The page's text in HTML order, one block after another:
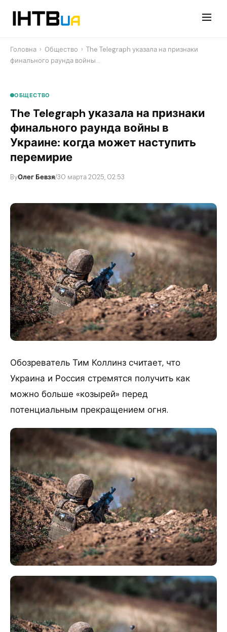
Головна › Общество › The Telegraph указала на признаки
финального раунда войны…
ОБЩЕСТВО
The Telegraph указала на признаки
финального раунда войны в
Украине: когда может наступить
перемирие
ByОлег Бевзя/30 марта 2025, 02:53
Обозреватель Тим Коллинз считает, что
Украина и Россия стремятся получить как
можно больше «козырей» перед
потенциальным прекращением огня.